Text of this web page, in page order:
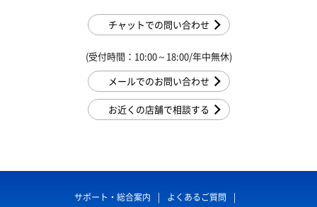
チャットでの問い合わせ
(受付時間：10:00～18:00/年中無休)
メールでのお問い合わせ
お近くの店舗で相談する
サポート・総合案内
よくあるご質問